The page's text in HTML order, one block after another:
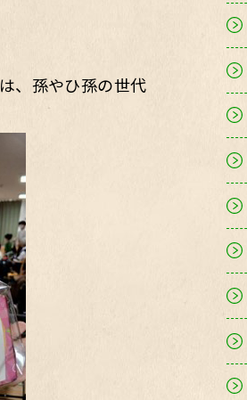
、孫やひ孫の世代